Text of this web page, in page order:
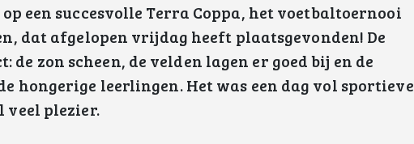
een succesvolle Terra Coppa, het voetbaltoernooi
dat afgelopen vrijdag heeft plaatsgevonden! De
zon scheen, de velden lagen er goed bij en de
hongerige leerlingen. Het was een dag vol sportieve
veel plezier.